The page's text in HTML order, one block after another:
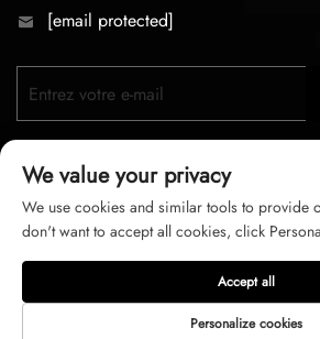
[email protected]
Copyright © 2026 zhongshan LC
réservés
Politique de confidentialité
We value your privacy
We use cookies and similar tools to provide
don't want to accept all cookies, click
Personalize cookies
Accept all